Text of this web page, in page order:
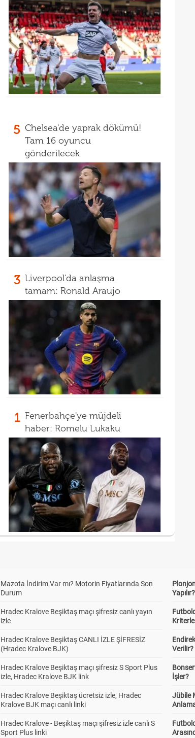
5 Chelsea'de yaprak dökümü!
Tam 16 oyuncu
gönderilecek
3 Liverpool'da anlaşma
tamam: Ronald Araujo
1 Fenerbahçe'ye müjdeli
haber: Romelu Lukaku
Mazota İndirim Var mı? Motorin Fiyatlarında Son
Durum
Hradec Kralove Beşiktaş maçı şifresiz canlı yayın
izle
Hradec Kralove Beşiktaş CANLI İZLE ŞİFRESİZ
(Hradec Kralove BJK)
Hradec Kralove Beşiktaş maçı şifresiz S Sport Plus
izle, Hradec Kralove BJK link
Hradec Kralove Beşiktaş ücretsiz izle, Hradec
Kralove BJK maçı canlı linki
Hradec Kralove - Beşiktaş maçı şifresiz izle canlı S
Sport Plus linki
Yapılır?
Verilir?
İşler?
Jübile